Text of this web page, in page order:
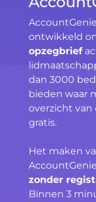
ontwikkeld
opzegbrief
dan 3000
bieden waar
overzicht van
gratis.
Het maken
zonder
Binnen 3